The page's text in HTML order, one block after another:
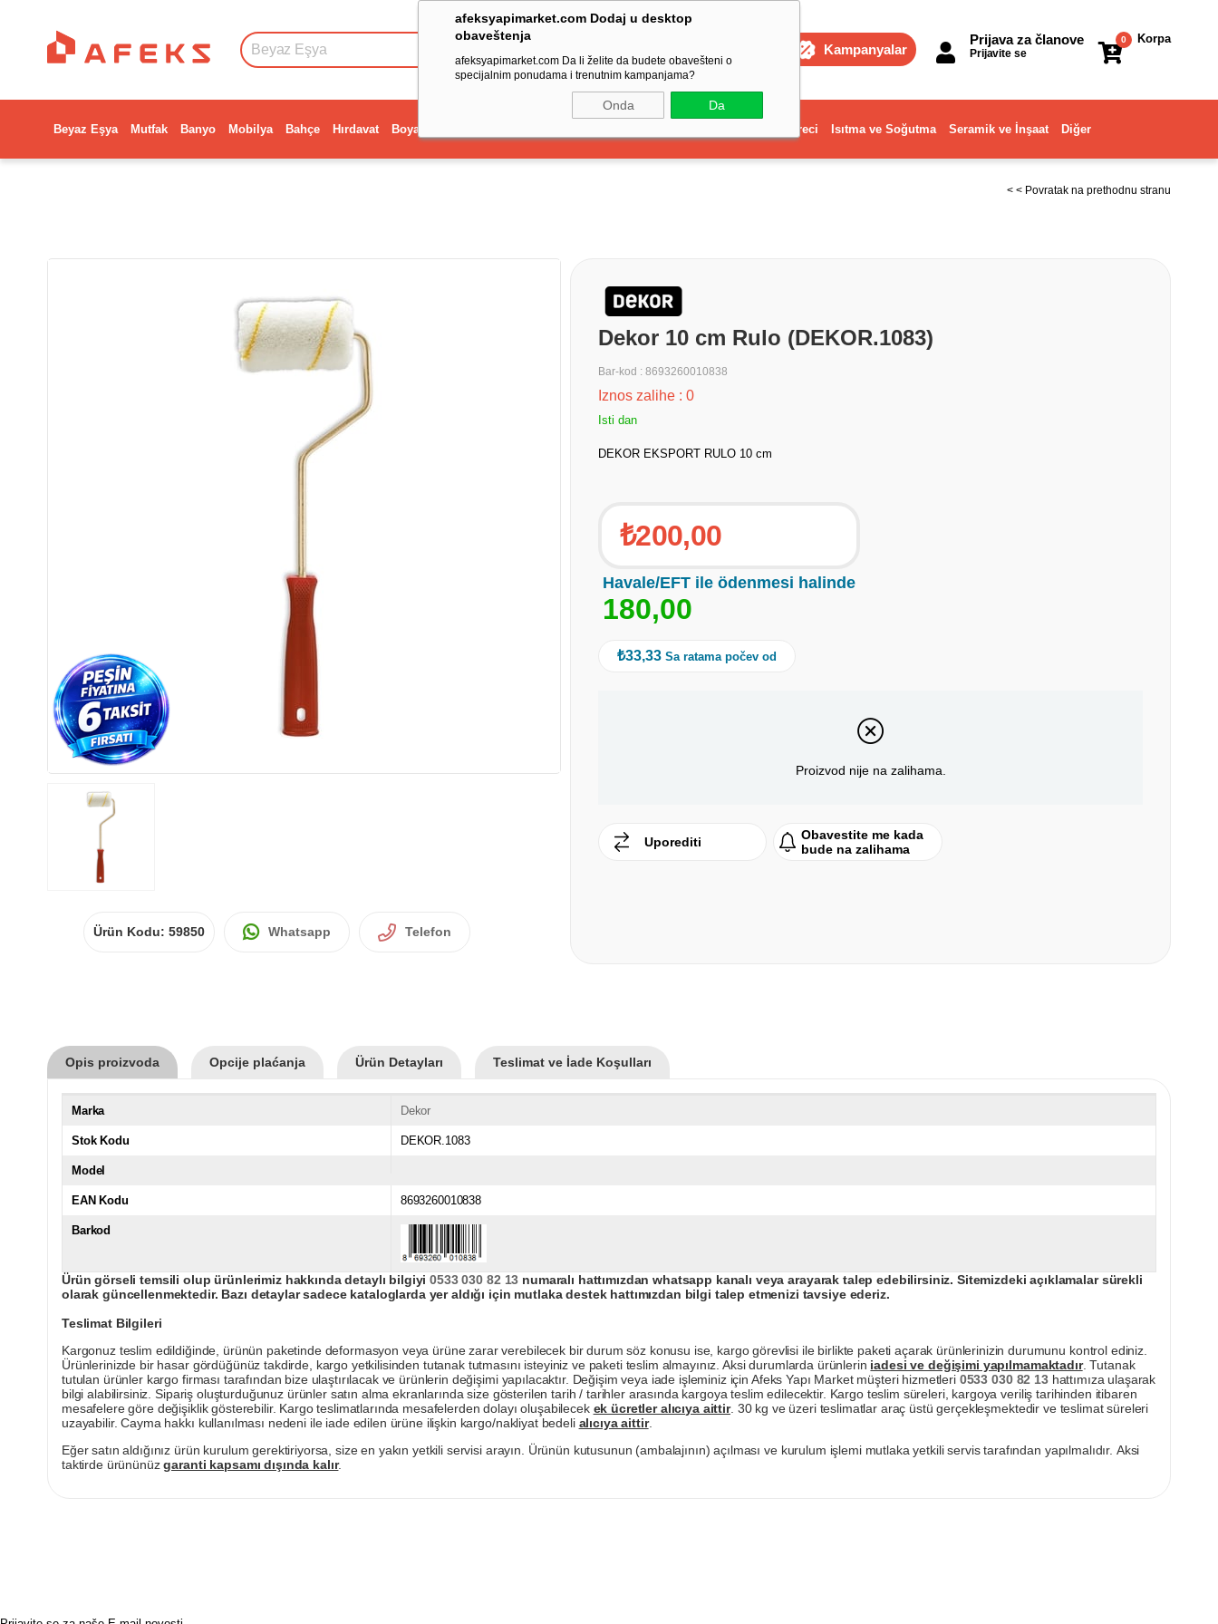
afeksyapimarket.com Dodaj u desktop
obaveštenja
afeksyapimarket.com Da li želite da budete obavešteni o
specijalnim ponudama i trenutnim kampanjama?
Onda Da
Kampanyalar
Korpa
0
Prijava za članove
Prijavite se
Beyaz Eşya Mutfak Banyo Mobilya Bahçe Hırdavat Boya Dekorasyon ve Ev Gereci Isıtma ve Soğutma Seramik ve İnşaat Diğer
< < Povratak na prethodnu stranu
Ürün Kodu: 59850 Whatsapp Telefon
Dekor 10 cm Rulo (DEKOR.1083)
Bar-kod : 8693260010838
Iznos zalihe : 0
Isti dan
DEKOR EKSPORT RULO 10 cm
₺200,00
Havale/EFT ile ödenmesi halinde
180,00
₺33,33 Sa ratama počev od
Proizvod nije na zalihama.
Uporediti
Obavestite me kada
bude na zalihama
Opis proizvoda Opcije plaćanja Ürün Detayları Teslimat ve İade Koşulları
Marka Dekor
Stok Kodu DEKOR.1083
Model
EAN Kodu 8693260010838
Barkod
Ürün görseli temsili olup ürünlerimiz hakkında detaylı bilgiyi0533 030 82 13 numaralı hattımızdan whatsapp kanalı veya arayarak talep edebilirsiniz. Sitemizdeki açıklamalar sürekli
olarak güncellenmektedir. Bazı detaylar sadece kataloglarda yer aldığı için mutlaka destek hattımızdan bilgi talep etmenizi tavsiye ederiz.
Teslimat Bilgileri
Kargonuz teslim edildiğinde, ürünün paketinde deformasyon veya ürüne zarar verebilecek bir durum söz konusu ise, kargo görevlisi ile birlikte paketi açarak ürünlerinizin durumunu kontrol ediniz.
Ürünlerinizde bir hasar gördüğünüz takdirde, kargo yetkilisinden tutanak tutmasını isteyiniz ve paketi teslim almayınız. Aksi durumlarda ürünlerin iadesi ve değişimi yapılmamaktadır. Tutanak
tutulan ürünler kargo firması tarafından bize ulaştırılacak ve ürünlerin değişimi yapılacaktır. Değişim veya iade işleminiz için Afeks Yapı Market müşteri hizmetleri 0533 030 82 13hattımıza ulaşarak
bilgi alabilirsiniz. Sipariş oluşturduğunuz ürünler satın alma ekranlarında size gösterilen tarih / tarihler arasında kargoya teslim edilecektir. Kargo teslim süreleri, kargoya veriliş tarihinden itibaren
mesafelere göre değişiklik gösterebilir. Kargo teslimatlarında mesafelerden dolayı oluşabilecek ek ücretler alıcıya aittir. 30 kg ve üzeri teslimatlar araç üstü gerçekleşmektedir ve teslimat süreleri
uzayabilir. Cayma hakkı kullanılması nedeni ile iade edilen ürüne ilişkin kargo/nakliyat bedeli alıcıya aittir.
Eğer satın aldığınız ürün kurulum gerektiriyorsa, size en yakın yetkili servisi arayın. Ürünün kutusunun (ambalajının) açılması ve kurulum işlemi mutlaka yetkili servis tarafından yapılmalıdır. Aksi
taktirde ürününüzgaranti kapsamı dışında kalır.